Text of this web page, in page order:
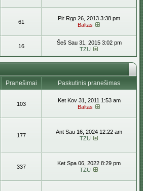
61
Pir Rgp 26, 2013 3:38 pm
Baltas
16
Šeš Sau 31, 2015 3:02 pm
TZU
Pranešimai
Paskutinis pranešimas
103
Ket Kov 31, 2011 1:53 am
Baltas
177
Ant Sau 16, 2024 12:22 am
TZU
337
Ket Spa 06, 2022 8:29 pm
TZU